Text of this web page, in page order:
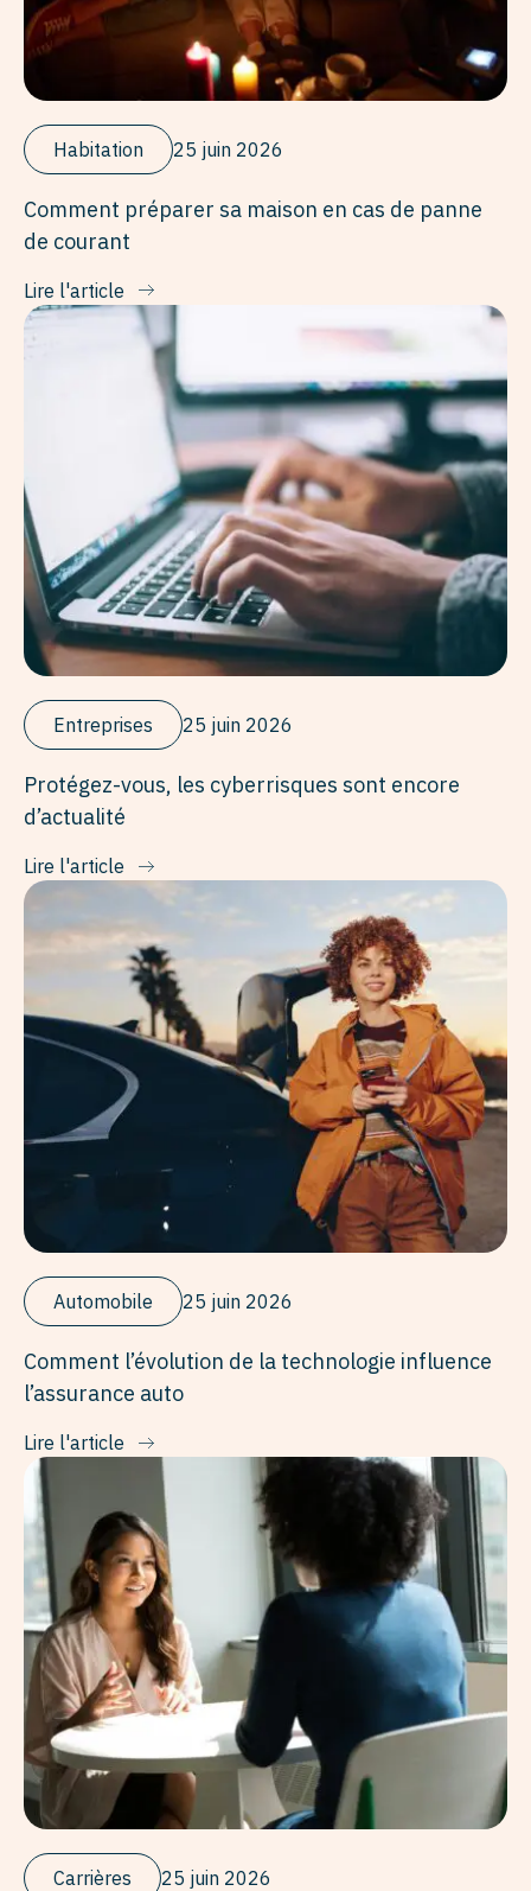
Habitation 25 juin 2026
Comment préparer sa maison en cas de panne
de courant
Lire l'article
Entreprises 25 juin 2026
Protégez-vous, les cyberrisques sont encore
d’actualité
Lire l'article
Automobile 25 juin 2026
Comment l’évolution de la technologie influence
l’assurance auto
Lire l'article
Carrières 25 juin 2026